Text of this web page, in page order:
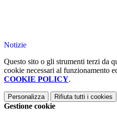
Notizie
Questo sito o gli strumenti terzi da
cookie necessari al funzionamento
COOKIE POLICY.
Personalizza Rifiuta tutti i cookies
Gestione cookie